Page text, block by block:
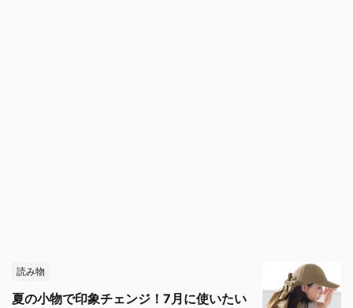
読み物
夏の小物で印象チェンジ！7月に使いたい